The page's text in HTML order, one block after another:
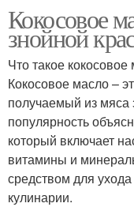
Кокосовое
знойной
Что такое
Кокосовое масло –
получаемый из мяса
популярность
который включает
витамины и
средством для
кулинарии.